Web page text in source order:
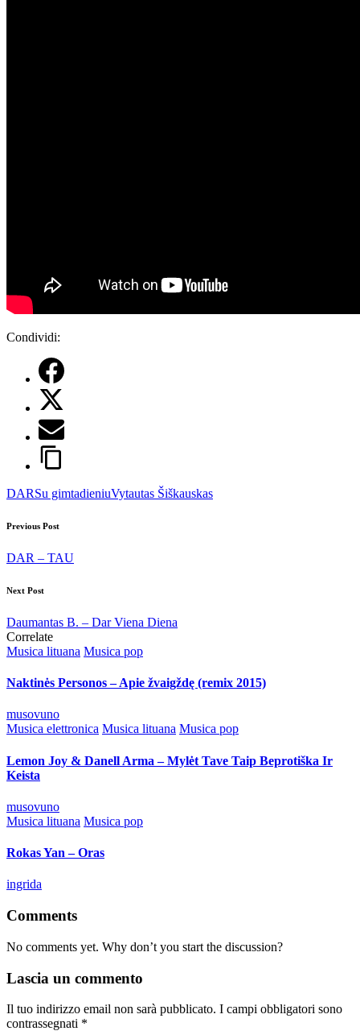
Condividi:
Tags:
DARSu gimtadieniuVytautas Šiškauskas
Post
navigation
Previous Post
DAR – TAU
Next Post
Daumantas B. – Dar Viena Diena
Correlate
Posted
Musica lituana Musica pop
Naktinės Personos – Apie žvaigždę (remix 2015)
Posted
by
musovuno
Posted
Musica elettronica Musica lituana Musica pop
Lemon Joy & Danell Arma – Mylėt Tave Taip Beprotiška Ir
Keista
Posted
by
musovuno
Posted
Musica lituana Musica pop
Rokas Yan – Oras
Posted
ingrida
Comments
No comments yet. Why don’t you start the discussion?
Lascia un commento
Il tuo indirizzo email non sarà pubblicato. I campi obbligatori sono
contrassegnati *